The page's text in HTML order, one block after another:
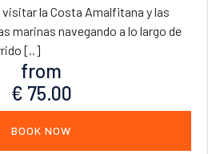
visitar la Costa Amalfitana y las
marinas navegando a lo largo de
[..]
from
€ 75.00
BOOK NOW